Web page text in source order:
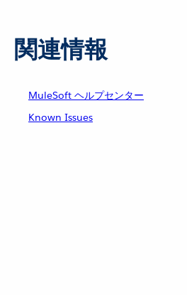
関連情報
MuleSoft ヘルプセンター
Known Issues